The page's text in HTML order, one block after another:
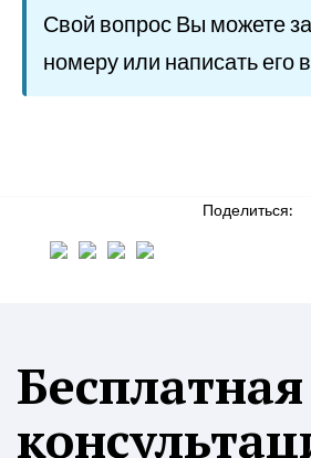
Свой вопрос Вы можете
номеру или написать его
Поделиться:
Бесплатная